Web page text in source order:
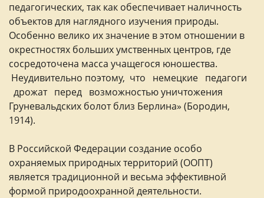
педагогических, так как обеспечивает наличность
объектов для наглядного изучения природы.
Особенно велико их значение в этом отношении в
окрестностях больших умственных центров, где
сосредоточена масса учащегося юношества.
Неудивительно поэтому, что немецкие педагоги
дрожат перед возможностью уничтожения
Груневальдских болот близ Берлина» (Бородин,
1914).
В Российской Федерации создание особо
охраняемых природных территорий (ООПТ)
является традиционной и весьма эффективной
формой природоохранной деятельности.